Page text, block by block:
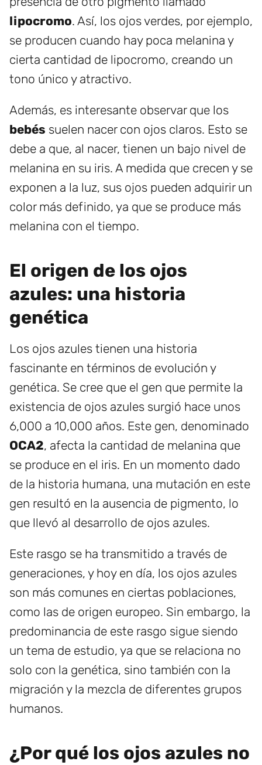
lipocromo. Así, los ojos verdes, por ejemplo,
se producen cuando hay poca melanina y
cierta cantidad de lipocromo, creando un
tono único y atractivo.
Además, es interesante observar que los
bebés suelen nacer con ojos claros. Esto se
debe a que, al nacer, tienen un bajo nivel de
melanina en su iris. A medida que crecen y se
exponen a la luz, sus ojos pueden adquirir un
color más definido, ya que se produce más
melanina con el tiempo.
El origen de los ojos
azules: una historia
genética
Los ojos azules tienen una historia
fascinante en términos de evolución y
genética. Se cree que el gen que permite la
existencia de ojos azules surgió hace unos
6,000 a 10,000 años. Este gen, denominado
OCA2, afecta la cantidad de melanina que
se produce en el iris. En un momento dado
de la historia humana, una mutación en este
gen resultó en la ausencia de pigmento, lo
que llevó al desarrollo de ojos azules.
Este rasgo se ha transmitido a través de
generaciones, y hoy en día, los ojos azules
son más comunes en ciertas poblaciones,
como las de origen europeo. Sin embargo, la
predominancia de este rasgo sigue siendo
un tema de estudio, ya que se relaciona no
solo con la genética, sino también con la
migración y la mezcla de diferentes grupos
humanos.
¿Por qué los ojos azules no